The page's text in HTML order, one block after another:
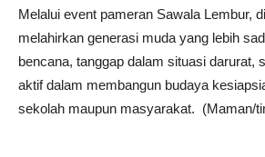
Melalui event pameran Sawala Lembur,
melahirkan generasi muda yang lebih
bencana, tanggap dalam situasi darurat,
aktif dalam membangun budaya
sekolah maupun masyarakat. (Maman/